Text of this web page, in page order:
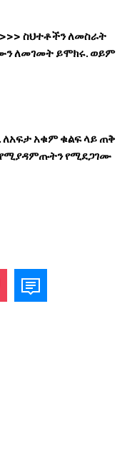
ስህተቶችን ለመስራት
ለመገመት ይሞክሩ. ወይም
አቁም ቁልፍ ላይ ጠቅ
የሚያዳምጡትን የሚደጋገሙ